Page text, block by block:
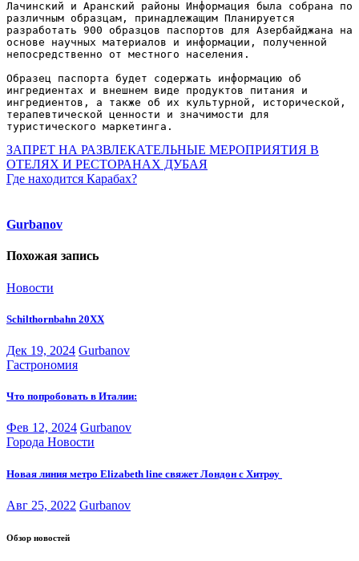
Лачинский и Аранский районы Информация была собрана по
различным образцам, принадлежащим Планируется
разработать 900 образцов паспортов для Азербайджана на
основе научных материалов и информации, полученной
непосредственно от местного населения.
Образец паспорта будет содержать информацию об
ингредиентах и ​​внешнем виде продуктов питания и
ингредиентов, а также об их культурной, исторической,
терапевтической ценности и значимости для
туристического маркетинга.
Навигация
по
ЗАПРЕТ НА РАЗВЛЕКАТЕЛЬНЫЕ МЕРОПРИЯТИЯ В
ОТЕЛЯХ И РЕСТОРАНАХ ДУБАЯ
Где находится Карабах?
Gurbanov
Похожая запись
Новости
Schilthornbahn 20XX
Дек 19, 2024 Gurbanov
Гастрономия
Что попробовать в Италии:
Фев 12, 2024 Gurbanov
Города Новости
Новая линия метро Elizabeth line свяжет Лондон с Хитроу
Авг 25, 2022 Gurbanov
Обзор новостей